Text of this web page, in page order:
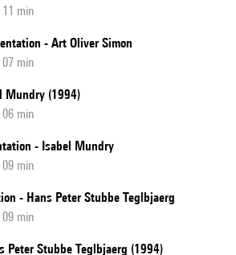
min
- Art Oliver Simon
min
Mundry (1994)
min
- Isabel Mundry
min
- Hans Peter Stubbe Teglbjaerg
min
Peter Stubbe Teglbjaerg (1994)